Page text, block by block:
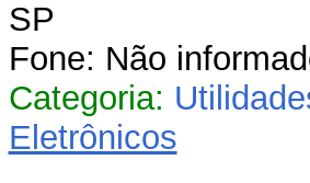
SP
Fone: Não
Categoria:
Eletrônicos